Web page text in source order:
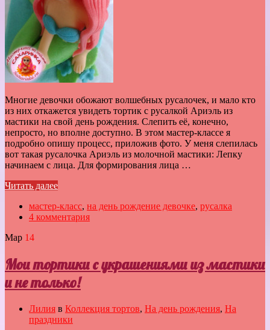
Многие девочки обожают волшебных русалочек, и мало кто
из них откажется увидеть тортик с русалкой Ариэль из
мастики на свой день рождения. Слепить её, конечно,
непросто, но вполне доступно. В этом мастер-классе я
подробно опишу процесс, приложив фото. У меня слепилась
вот такая русалочка Ариэль из молочной мастики: Лепку
начинаем с лица. Для формирования лица …
Читать далее
мастер-класс, на день рождение девочке, русалка
4 комментария
Мар 14
Мои тортики с украшениями из мастики
и не только!
Лилия в Коллекция тортов, На день рождения, На
праздники